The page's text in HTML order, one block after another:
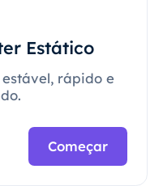
Estático
rápido e
Começar